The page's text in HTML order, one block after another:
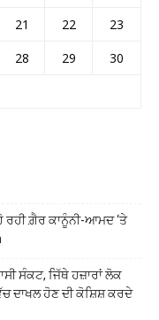
21 22
23
28 29
30
ਰਹੀ ਗ਼ੈਰ ਕਾਨੂੰਨੀ-ਆਮਦ ‘ਤੇ
ਸੰਕਟ, ਜਿੱਥੇ ਹਜ਼ਾਰਾਂ ਲੋਕ
ਦਾਖਲ ਹੋਣ ਦੀ ਕੋਸ਼ਿਸ਼ ਕਰਦੇ